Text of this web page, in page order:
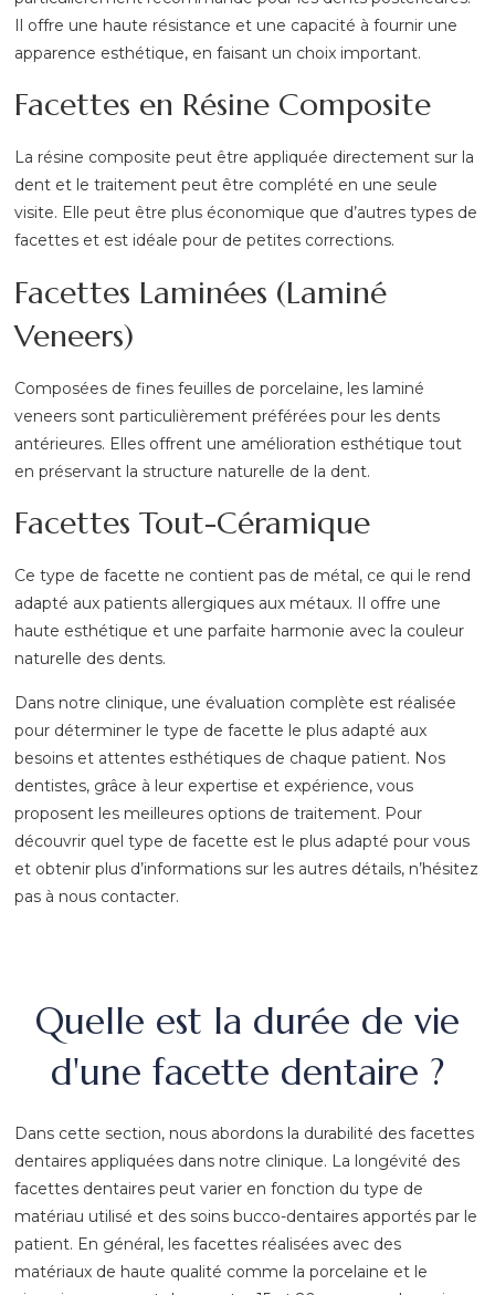
Il offre une haute résistance et une capacité à fournir une
apparence esthétique, en faisant un choix important.
Facettes en Résine Composite
La résine composite peut être appliquée directement sur la
dent et le traitement peut être complété en une seule
visite. Elle peut être plus économique que d’autres types de
facettes et est idéale pour de petites corrections.
Facettes Laminées (Laminé
Veneers)
Composées de fines feuilles de porcelaine, les laminé
veneers sont particulièrement préférées pour les dents
antérieures. Elles offrent une amélioration esthétique tout
en préservant la structure naturelle de la dent.
Facettes Tout-Céramique
Ce type de facette ne contient pas de métal, ce qui le rend
adapté aux patients allergiques aux métaux. Il offre une
haute esthétique et une parfaite harmonie avec la couleur
naturelle des dents.
Dans notre clinique, une évaluation complète est réalisée
pour déterminer le type de facette le plus adapté aux
besoins et attentes esthétiques de chaque patient. Nos
dentistes, grâce à leur expertise et expérience, vous
proposent les meilleures options de traitement. Pour
découvrir quel type de facette est le plus adapté pour vous
et obtenir plus d’informations sur les autres détails, n’hésitez
pas à nous contacter.
Quelle est la durée de vie
d'une facette dentaire ?
Dans cette section, nous abordons la durabilité des facettes
dentaires appliquées dans notre clinique. La longévité des
facettes dentaires peut varier en fonction du type de
matériau utilisé et des soins bucco-dentaires apportés par le
patient. En général, les facettes réalisées avec des
matériaux de haute qualité comme la porcelaine et le